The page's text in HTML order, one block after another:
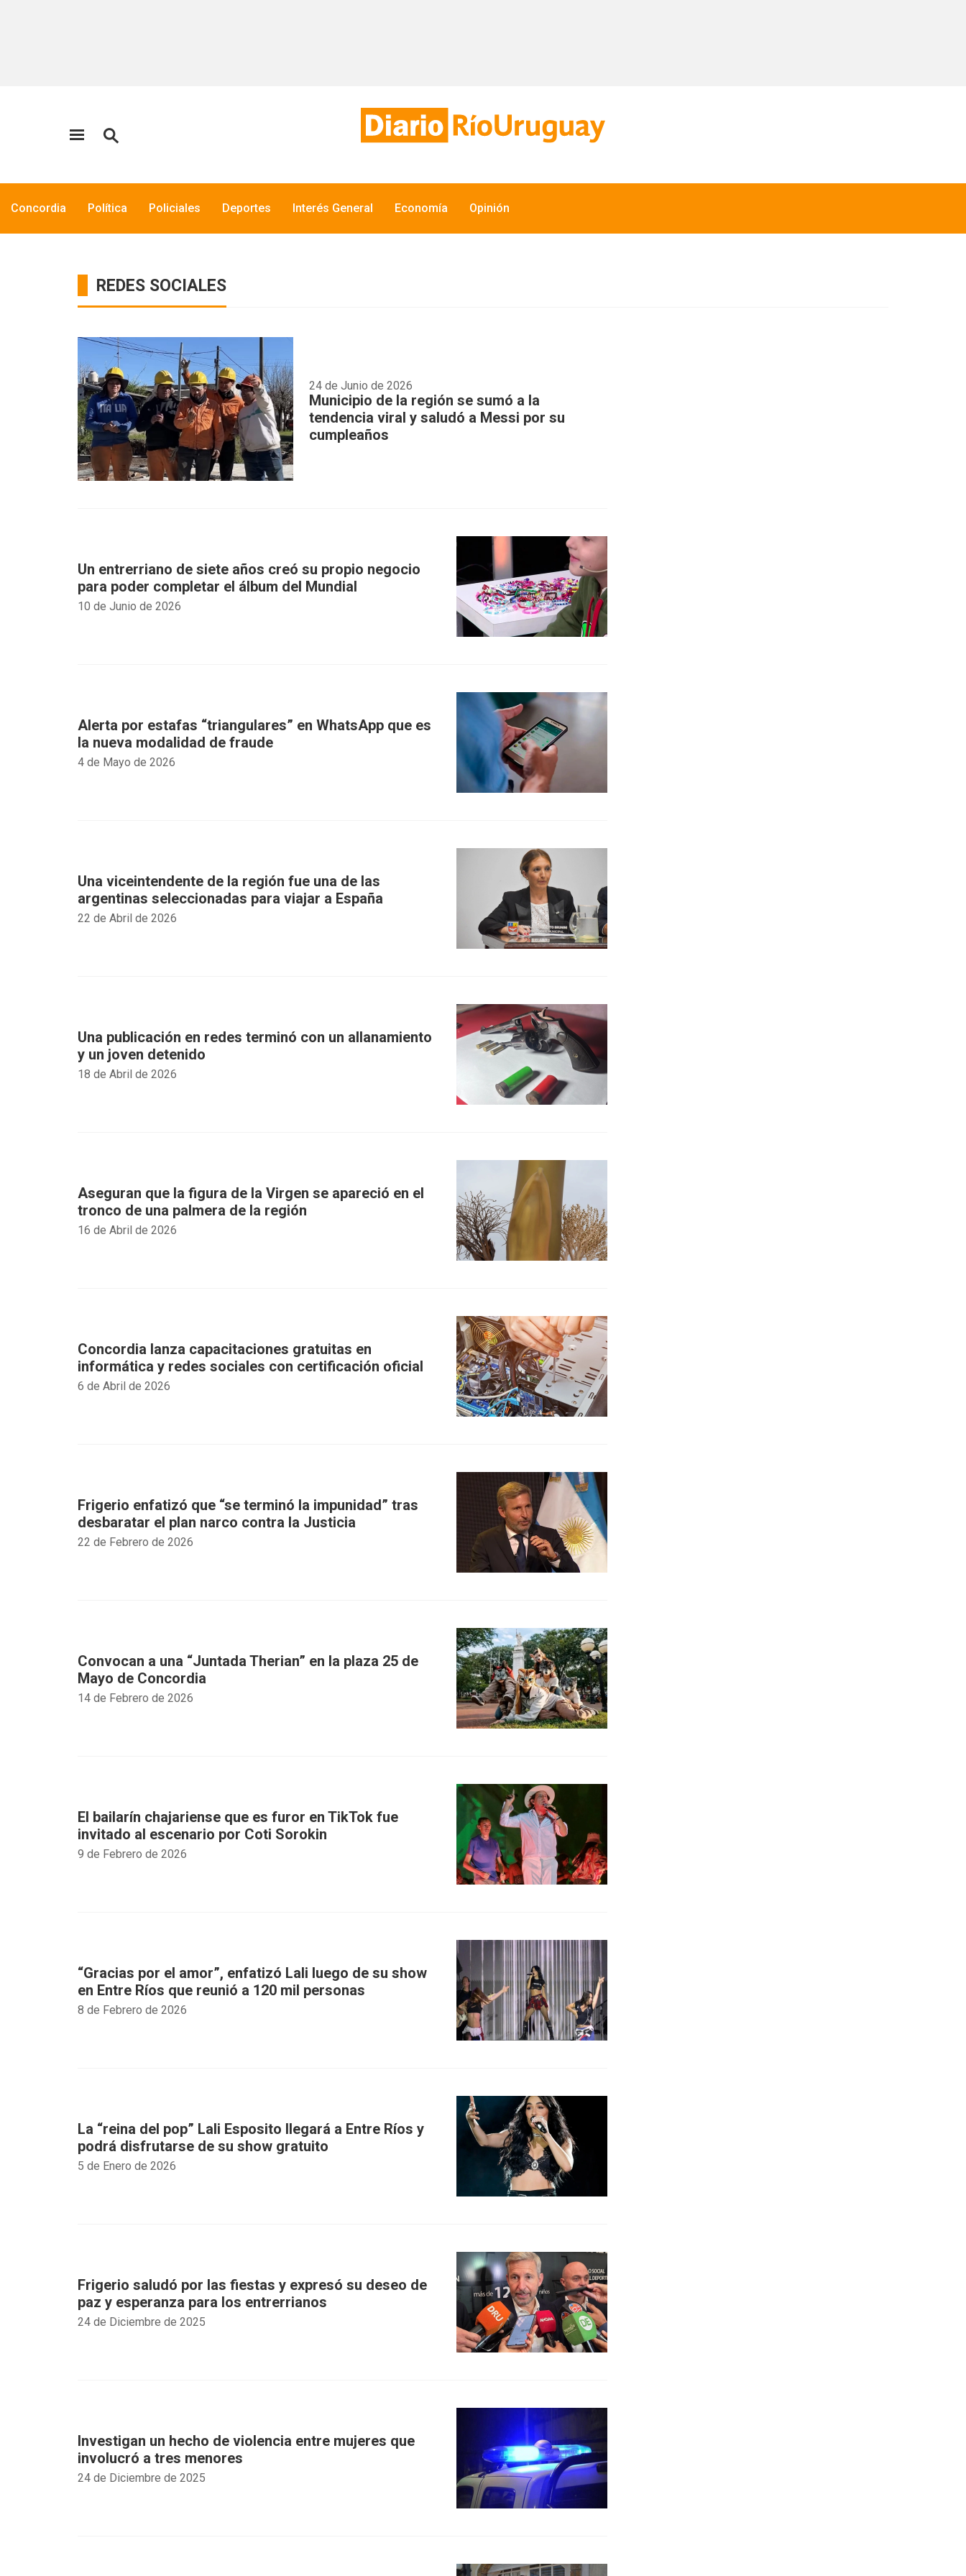
Concordia Política Policiales Deportes Interés General Economía Opinión
REDES SOCIALES
24 de Junio de 2026
Municipio de la región se sumó a la
tendencia viral y saludó a Messi por su
cumpleaños
10 de Junio de 2026
Un entrerriano de siete años creó su propio negocio
para poder completar el álbum del Mundial
4 de Mayo de 2026
Alerta por estafas “triangulares” en WhatsApp que es
la nueva modalidad de fraude
22 de Abril de 2026
Una viceintendente de la región fue una de las
argentinas seleccionadas para viajar a España
18 de Abril de 2026
Una publicación en redes terminó con un allanamiento
y un joven detenido
16 de Abril de 2026
Aseguran que la figura de la Virgen se apareció en el
tronco de una palmera de la región
6 de Abril de 2026
Concordia lanza capacitaciones gratuitas en
informática y redes sociales con certificación oficial
22 de Febrero de 2026
Frigerio enfatizó que “se terminó la impunidad” tras
desbaratar el plan narco contra la Justicia
14 de Febrero de 2026
Convocan a una “Juntada Therian” en la plaza 25 de
Mayo de Concordia
9 de Febrero de 2026
El bailarín chajariense que es furor en TikTok fue
invitado al escenario por Coti Sorokin
8 de Febrero de 2026
“Gracias por el amor”, enfatizó Lali luego de su show
en Entre Ríos que reunió a 120 mil personas
5 de Enero de 2026
La “reina del pop” Lali Esposito llegará a Entre Ríos y
podrá disfrutarse de su show gratuito
24 de Diciembre de 2025
Frigerio saludó por las fiestas y expresó su deseo de
paz y esperanza para los entrerrianos
24 de Diciembre de 2025
Investigan un hecho de violencia entre mujeres que
involucró a tres menores